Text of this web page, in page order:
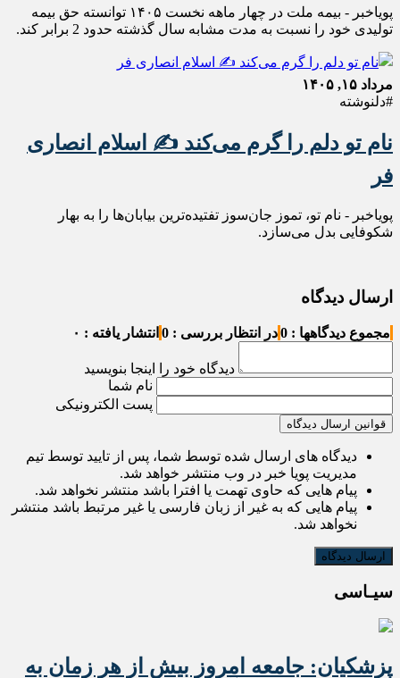
پویاخبر - بیمه ملت در چهار ماهه نخست ۱۴٠۵ توانسته حق بیمه
تولیدی خود را نسبت به مدت مشابه سال گذشته حدود 2 برابر کند.
مرداد ۱۵, ۱۴۰۵
#دلنوشته
نام تو دلم را گرم می‌کند ✍️ اسلام انصاری
فر
پویاخبر - نام تو، تموز جان‌سوز تفتیده‌ترین بیابان‌ها را به بهار
شکوفایی بدل می‌سازد.
ارسال دیدگاه
مجموع دیدگاهها : 0 در انتظار بررسی : 0 انتشار یافته : ۰
دیدگاه خود را اینجا بنویسید
نام شما
پست الکترونیکی
قوانین ارسال دیدگاه
دیدگاه های ارسال شده توسط شما، پس از تایید توسط تیم
مدیریت پویا خبر در وب منتشر خواهد شد.
پیام هایی که حاوی تهمت یا افترا باشد منتشر نخواهد شد.
پیام هایی که به غیر از زبان فارسی یا غیر مرتبط باشد منتشر
نخواهد شد.
سیـاسی
پزشکیان: جامعه امروز بیش از هر زمان به